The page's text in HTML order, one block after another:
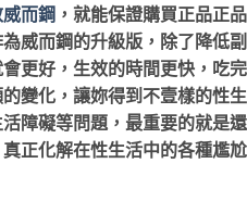
而鋼 ，就能保證購買正品正品
威而鋼的升級版，除了降低副
更好，生效的時間更快，吃完
變化，讓妳得到不壹樣的性生
障礙等問題，最重要的就是還
正化解在性生活中的各種尷尬